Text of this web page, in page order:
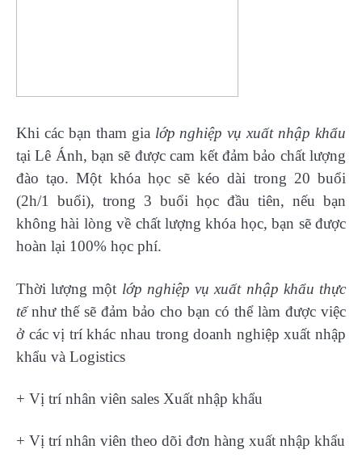
Khi các bạn tham gia lớp nghiệp vụ xuất nhập khẩu
tại Lê Ánh, bạn sẽ được cam kết đảm bảo chất lượng
đào tạo. Một khóa học sẽ kéo dài trong 20 buổi
(2h/1 buổi), trong 3 buổi học đầu tiên, nếu bạn
không hài lòng về chất lượng khóa học, bạn sẽ được
hoàn lại 100% học phí.
Thời lượng một lớp nghiệp vụ xuất nhập khẩu thực
tếnhư thế sẽ đảm bảo cho bạn có thể làm được việc
ở các vị trí khác nhau trong doanh nghiệp xuất nhập
khẩu và Logistics
+ Vị trí nhân viên sales Xuất nhập khẩu
+ Vị trí nhân viên theo dõi đơn hàng xuất nhập khẩu